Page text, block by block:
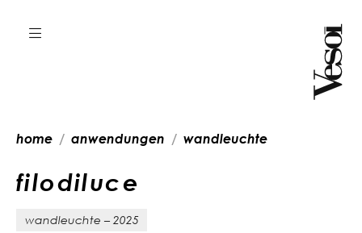
home anwendungen wandleuchte
filodiluce
wandleuchte – 2025